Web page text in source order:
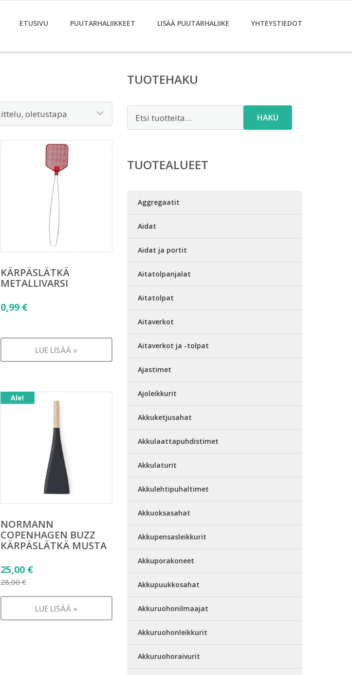
ETUSIVU PUUTARHALIIKKEET LISÄÄ PUUTARHALIIKE YHTEYSTIEDOT
KÄRPÄSLÄTKÄ
METALLIVARSI
0,99 €
LUE LISÄÄ »
Ale!
NORMANN
COPENHAGEN BUZZ
KÄRPÄSLÄTKÄ MUSTA
28,00€
Alkuperäinen
hinta
oli:
25,00 €
Nykyinen
on:
LUE LISÄÄ »
TUOTEHAKU
HAKU
TUOTEALUEET
Aggregaatit
Aidat
Aidat ja portit
Aitatolpanjalat
Aitatolpat
Aitaverkot
Aitaverkot ja -tolpat
Ajastimet
Ajoleikkurit
Akkuketjusahat
Akkulaattapuhdistimet
Akkulaturit
Akkulehtipuhaltimet
Akkuoksasahat
Akkupensasleikkurit
Akkuporakoneet
Akkupuukkosahat
Akkuruohonilmaajat
Akkuruohonleikkurit
Akkuruohoraivurit